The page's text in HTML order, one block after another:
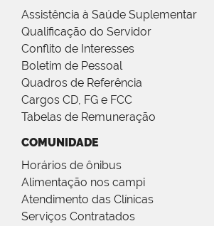
Assistência à Saúde Suplementar
Qualificação do Servidor
Conflito de Interesses
Boletim de Pessoal
Quadros de Referência
Cargos CD, FG e FCC
Tabelas de Remuneração
COMUNIDADE
Horários de ônibus
Alimentação nos campi
Atendimento das Clínicas
Serviços Contratados